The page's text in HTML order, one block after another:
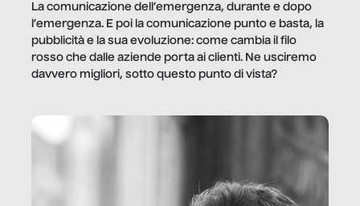
La comunicazione dell’emergenza, durante e dopo
l’emergenza. E poi la comunicazione punto e basta, la
pubblicità e la sua evoluzione: come cambia il filo
rosso che dalle aziende porta ai clienti. Ne usciremo
davvero migliori, sotto questo punto di vista?